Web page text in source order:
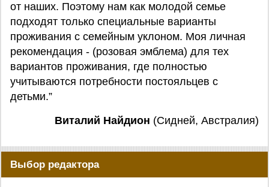
от наших. Поэтому нам как молодой семье
подходят только специальные варианты
проживания с семейным уклоном. Моя личная
рекомендация - (розовая эмблема) для тех
вариантов проживания, где полностью
учитываются потребности постояльцев с
детьми.”
Виталий Найдион (Сидней, Австралия)
Выбор редактора